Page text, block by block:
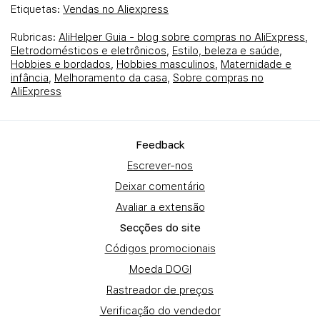
Etiquetas: Vendas no Aliexpress
Rubricas: AliHelper Guia - blog sobre compras no AliExpress,
Eletrodomésticos e eletrônicos, Estilo, beleza e saúde,
Hobbies e bordados, Hobbies masculinos, Maternidade e
infância, Melhoramento da casa, Sobre compras no
AliExpress
Fеedback
Escrever-nos
Deixar comentário
Avaliar a extensão
Secções do site
Códigos promocionais
Moeda DOGI
Rastreador de preços
Verificação do vendedor